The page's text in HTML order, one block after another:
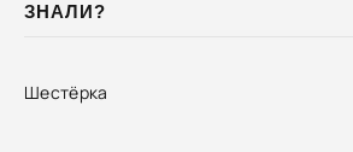
ЗНАЛИ?
Шестёрка